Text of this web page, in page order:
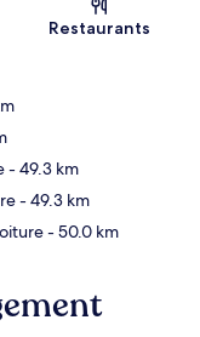
Restaurants
- 49.3 km
- 49.3 km
- 50.0 km